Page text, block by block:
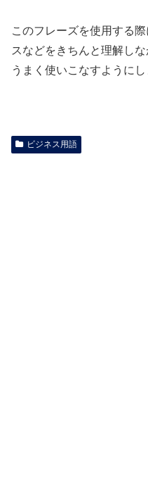
このフレーズを使用する
スなどをきちんと理解し
うまく使いこなすようにし
ビジネス用語